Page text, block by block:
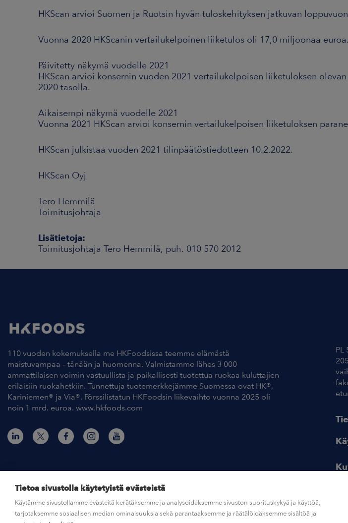
HKScan arvioi Suomen ja Ruotsin hyvän tuloskehityksen jatkuvan
Vuonna 2020 HKScanin vertailukelpoinen liiketulos oli 17,0 miljoonaa euroa.
Päivitetty näkymä vuodelle 2021
HKScan arvioi konsernin vuoden 2021 vertailukelpoisen liiketuloksen
2020 tasolla.
Aikaisempi näkymä vuodelle 2021
Vuonna 2021 HKScan arvioi konsernin vertailukelpoisen liiketuloksen
HKScan julkistaa vuoden 2021 tilinpäätöstiedotteen 10.2.2022.
HKScan Oyj
Tero Hemmilä
Toimitusjohtaja
Lisätietoja:
Toimitusjohtaja Tero Hemmilä, puh. 010 570 2012
110 vuoden kokemuksella me HKFoodsissa teemme elämästä
maistuvampaa – tänään ja huomenna. Valmistamme lähes 3 000
ammattilaisen voimin vastuullista ja paikallisesti tuotettua ruokaa kuluttajien
erilaisiin ruokahetkiin. Tunnettuja tuotemerkkejämme Suomessa ovat HK®,
Kariniemen® ja Via®. Pörssilistatun HKFoodsin liikevaihto vuonna 2025 oli
noin 1 mrd. euroa. www.hkfoods.com
PL
© HKFoods 2026
Tietoa sivustolla käytetyistä evästeistä
Käytämme sivustollamme evästeitä kerätäksemme ja analysoidaksemme sivuston suorituskykyä ja käyttöä,
tarjotaksemme sosiaalisen median ominaisuuksia sekä parantaaksemme ja räätälöidäksemme sisältöä ja